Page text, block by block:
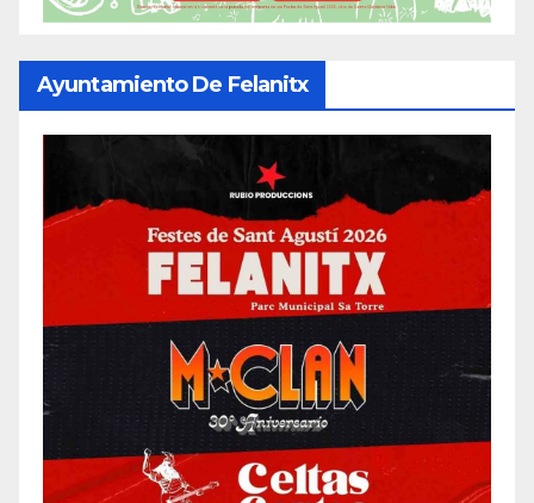
Ayuntamiento De Felanitx